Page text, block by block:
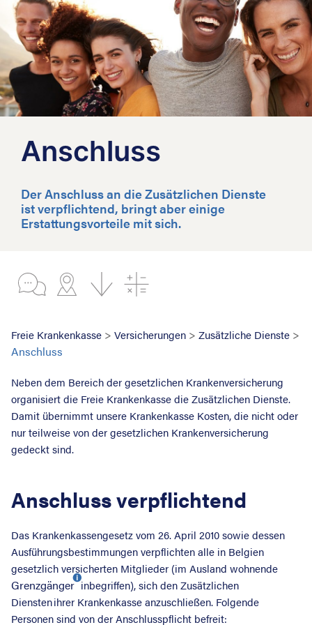
Anschluss
Der Anschluss an die Zusätzlichen Dienste
ist verpflichtend, bringt aber einige
Erstattungsvorteile mit sich.
Freie Krankenkasse> Versicherungen> Zusätzliche Dienste>
Anschluss
Neben dem Bereich der gesetzlichen Krankenversicherung
organisiert die Freie Krankenkasse die Zusätzlichen Dienste.
Damit übernimmt unsere Krankenkasse Kosten, die nicht oder
nur teilweise von der gesetzlichen Krankenversicherung
gedeckt sind.
Anschluss verpflichtend
Das Krankenkassengesetz vom 26. April 2010 sowie dessen
Ausführungsbestimmungen verpflichten alle in Belgien
gesetzlich versicherten Mitglieder (im Ausland wohnende
Grenzgänger inbegriffen), sich den Zusätzlichen
Diensten ihrer Krankenkasse anzuschließen. Folgende
Personen sind von der Anschlusspflicht befreit: